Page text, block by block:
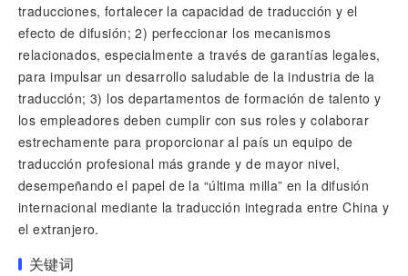
traducciones, fortalecer la capacidad de traducción y el
efecto de difusión; 2) perfeccionar los mecanismos
relacionados, especialmente a través de garantías legales,
para impulsar un desarrollo saludable de la industria de la
traducción; 3) los departamentos de formación de talento y
los empleadores deben cumplir con sus roles y colaborar
estrechamente para proporcionar al país un equipo de
traducción profesional más grande y de mayor nivel,
desempeñando el papel de la “última milla” en la difusión
internacional mediante la traducción integrada entre China y
el extranjero.
关键词